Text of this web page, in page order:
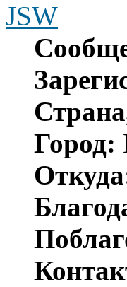
JSW
Город: